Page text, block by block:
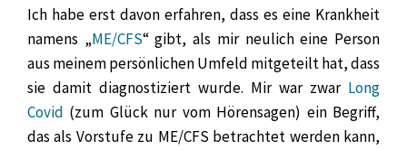
Ich habe erst davon erfahren, dass es eine Krankheit
namens „ME/CFS“ gibt, als mir neulich eine Person
aus meinem persönlichen Umfeld mitgeteilt hat, dass
sie damit diagnostiziert wurde. Mir war zwar Long
Covid (zum Glück nur vom Hörensagen) ein Begriff,
das als Vorstufe zu ME/CFS betrachtet werden kann,